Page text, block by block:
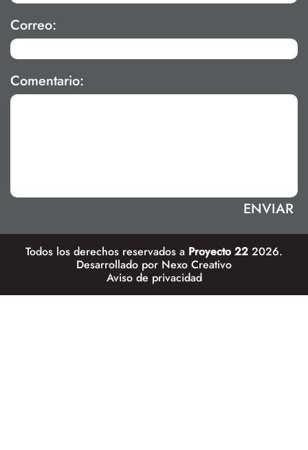
Correo:
Comentario:
Todos los derechos reservados a Proyecto 22 2026.
Desarrollado por Nexo Creativo
Aviso de privacidad